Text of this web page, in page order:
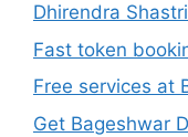
Dhirendra
Fast token
Free services at
Get Bageshwar